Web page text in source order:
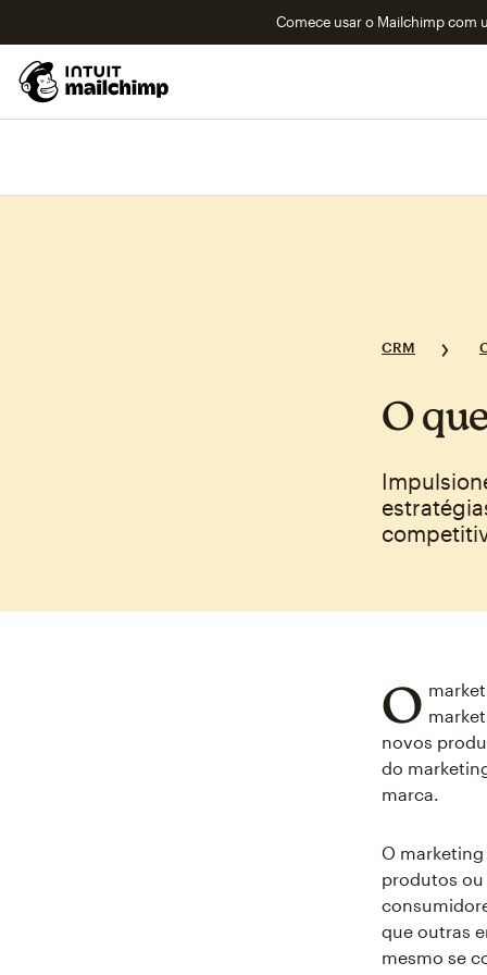
Comece usar o Mailchimp com
CRM
O
O
novos
do
marca.
O
produtos ou
que outras
mesmo se